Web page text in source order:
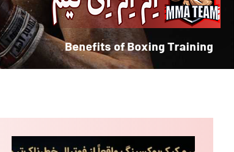
Benefits of Boxing Training